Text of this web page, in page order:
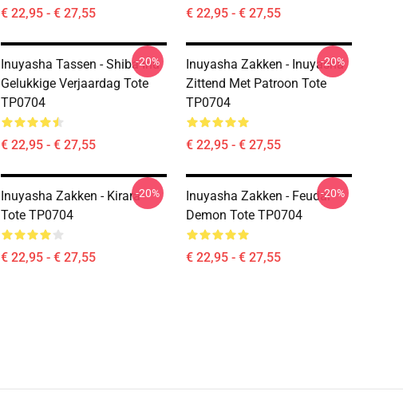
€ 22,95 - € 27,55 € 22,95 - € 27,55
Inuyasha Tassen - Shiba Inu
Gelukkige Verjaardag Tote
TP0704
€ 22,95 - € 27,55
-20%
Inuyasha Zakken - Inuyasha
Zittend Met Patroon Tote
TP0704
€ 22,95 - € 27,55
-20%
Inuyasha Zakken - Kirara
Tote TP0704
€ 22,95 - € 27,55
-20%
Inuyasha Zakken - Feudal
Demon Tote TP0704
€ 22,95 - € 27,55
-20%